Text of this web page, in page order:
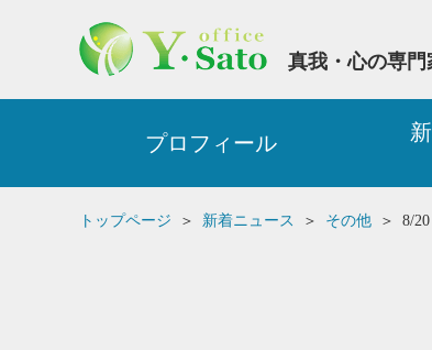
真我・心の専門
プロフィール
トップページ 新着ニュース その他 8/